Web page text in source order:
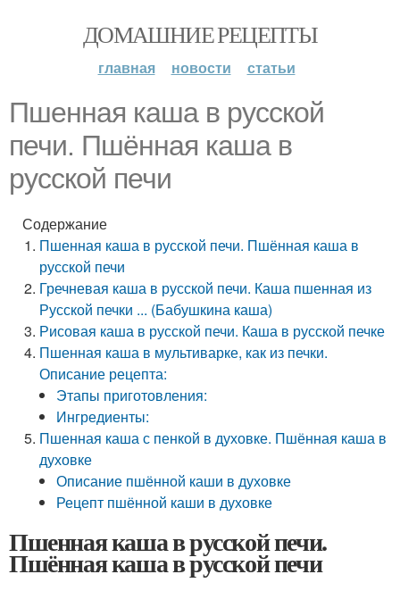
ДОМАШНИЕ РЕЦЕПТЫ
главная новости статьи
Пшенная каша в русской
печи. Пшённая каша в
русской печи
Содержание
Пшенная каша в русской печи. Пшённая каша в
русской печи
Гречневая каша в русской печи. Каша пшенная из
Русской печки ... (Бабушкина каша)
Рисовая каша в русской печи. Каша в русской печке
Пшенная каша в мультиварке, как из печки.
Описание рецепта:
Этапы приготовления:
Ингредиенты:
Пшенная каша с пенкой в духовке. Пшённая каша в
духовке
Описание пшённой каши в духовке
Рецепт пшённой каши в духовке
Пшенная каша в русской печи.
Пшённая каша в русской печи